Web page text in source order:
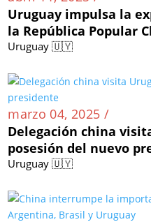
Uruguay impulsa la
la República Popular
Uruguay 🇺🇾
marzo 04, 2025 /
Delegación china
posesión del nuevo
Uruguay 🇺🇾